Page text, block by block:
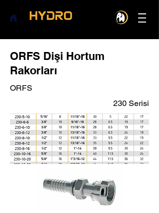
ORFS Dişi Hortum
Rakorları
ORFS
230 Serisi